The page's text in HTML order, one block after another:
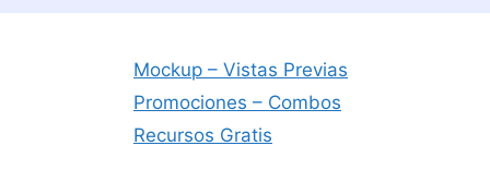
Mockup – Vistas Previas
Promociones – Combos
Recursos Gratis